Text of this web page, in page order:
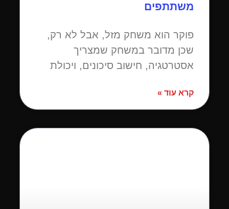
משתתפים
פוקר הוא משחק מזל, אבל לא רק,
שכן מדובר במשחק שמצריך
אסטרטגיה, חישוב סיכונים, ויכולת
קרא עוד »